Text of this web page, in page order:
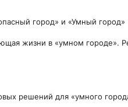
город» и «Умный город»
жизни в «умном городе».
решений для «умного